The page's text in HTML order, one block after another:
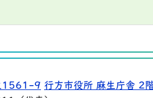
1561-9 行方市役所 麻生庁舎 2